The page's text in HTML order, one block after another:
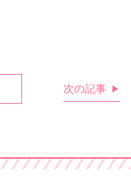
次の記事